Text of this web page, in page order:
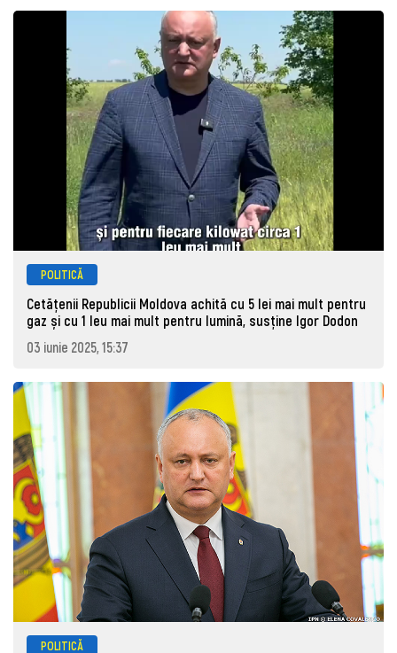
POLITICĂ
Cetățenii Republicii Moldova achită cu 5 lei mai mult pentru
gaz și cu 1 leu mai mult pentru lumină, susține Igor Dodon
03 iunie 2025, 15:37
POLITICĂ